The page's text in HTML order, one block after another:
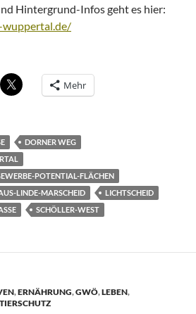
Hintergrund-Infos geht es hier:
Mehr
DORNER WEG
POTENTIAL-FLÄCHEN
LINDE-MARSCHEID
LICHTSCHEID
SCHÖLLER-WEST
,ERNÄHRUNG,GWÖ,LEBEN,
TIERSCHUTZ